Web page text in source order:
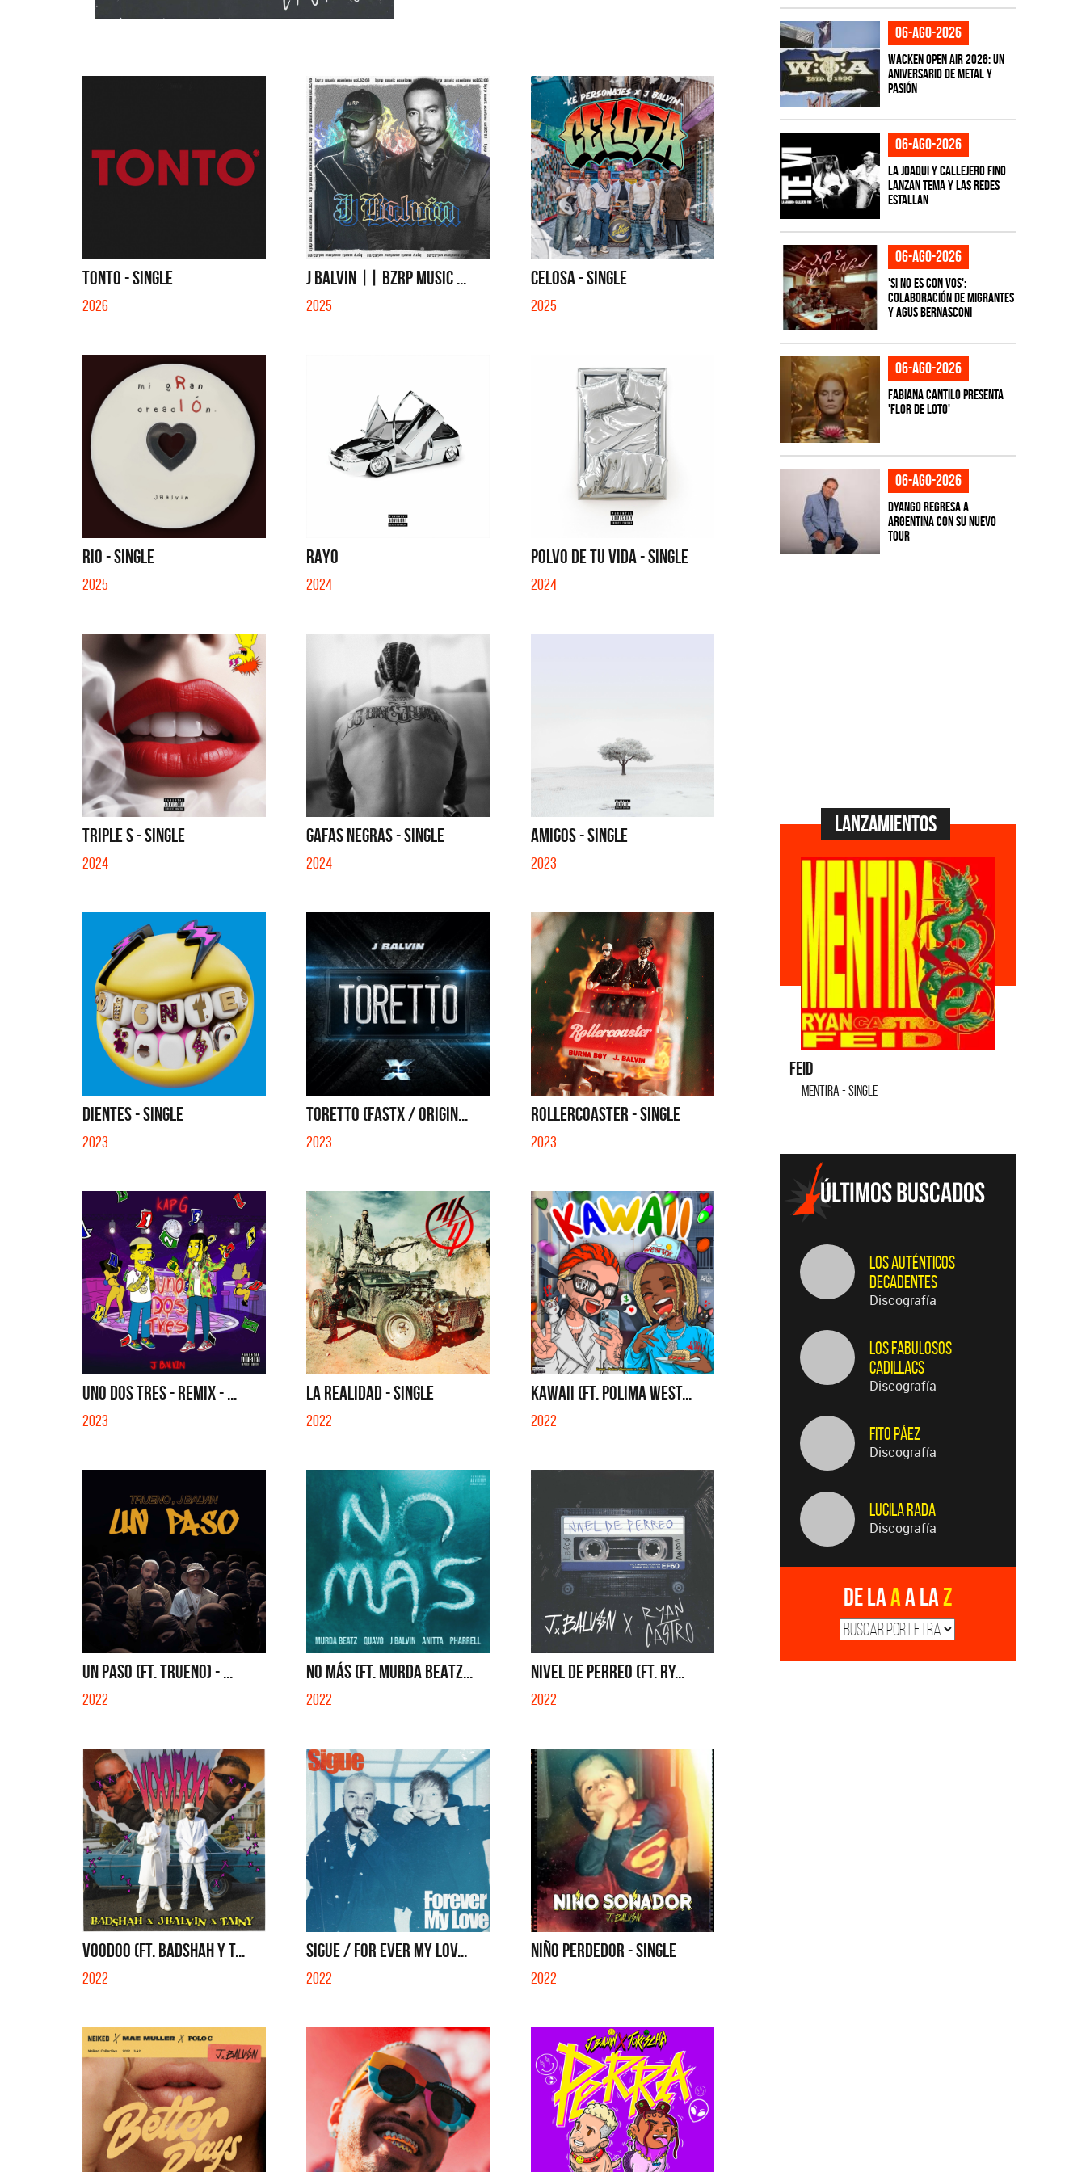
TONTO - SINGLE
2026
J BALVIN || BZRP Music ...
2025
CELOSA - SINGLE
2025
RIO - SINGLE
2025
RAYO
2024
POLVO DE TU VIDA - SINGLE
2024
TRIPLE S - SINGLE
2024
GAFAS NEGRAS - SINGLE
2024
AMIGOS - SINGLE
2023
DIENTES - SINGLE
2023
TORETTO (FASTX / ORIGIN...
2023
ROLLERCOASTER - SINGLE
2023
UNO DOS TRES - REMIX - ...
2023
LA REALIDAD - SINGLE
2022
KAWAII (FT. POLIMA WEST...
2022
UN PASO (FT. TRUENO) - ...
2022
NO MÁS (FT. MURDA BEATZ...
2022
NIVEL DE PERREO (FT. RY...
2022
VOODOO (FT. BADSHAH Y T...
2022
SIGUE / FOR EVER MY LOV...
2022
NIÑO PERDEDOR - SINGLE
2022
06-ago-2026
Wacken Open Air 2026: Un
aniversario de metal y
pasión
06-ago-2026
La Joaqui y Callejero Fino
lanzan tema y las redes
estallan
06-ago-2026
'Si No Es Con Vos':
colaboración de Migrantes
y Agus Bernasconi
06-ago-2026
Fabiana Cantilo presenta
'Flor de Loto'
06-ago-2026
Dyango regresa a
Argentina con su nuevo
tour
Lanzamientos
Migrantes
SI NO ES CON VOS - SINGLE
Los Palmeras
YO SOY - SINGLE
Feid
MENTIRA - SINGLE
Los Auténticos
Decadentes
Discografía
Los Fabulosos
Cadillacs
Discografía
Fito Páez
Discografía
Lucila Rada
Discografía
De laAa laZ